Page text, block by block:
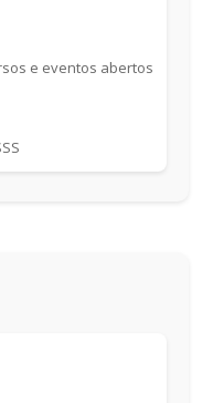
e eventos abertos